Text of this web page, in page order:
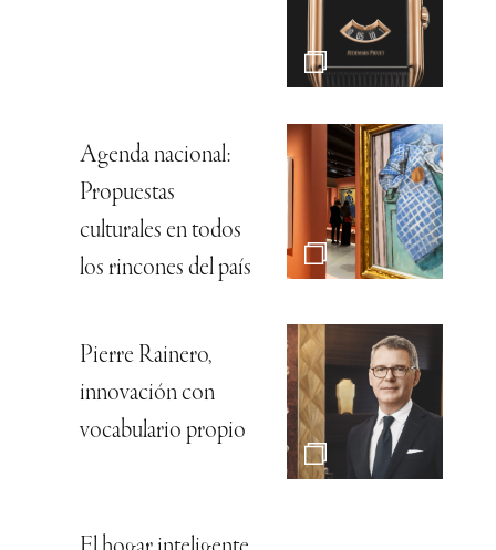
Agenda nacional:
Propuestas
culturales en todos
los rincones del país
Pierre Rainero,
innovación con
vocabulario propio